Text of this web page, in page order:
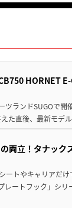
HORNET
ランドSUGOで
た直後、最新モデ
両立！タナッ
ートやキャリアだ
ートフック」シ